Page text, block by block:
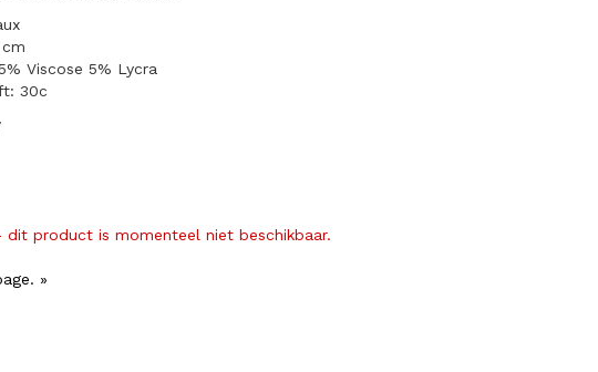
Viscose 5% Lycra
30c
dit product is momenteel niet beschikbaar.
»